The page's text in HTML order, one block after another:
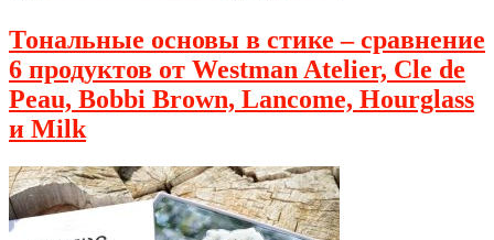
Тональные основы в стике – сравнение
6 продуктов от Westman Atelier, Cle de
Peau, Bobbi Brown, Lancome, Hourglass
и Milk